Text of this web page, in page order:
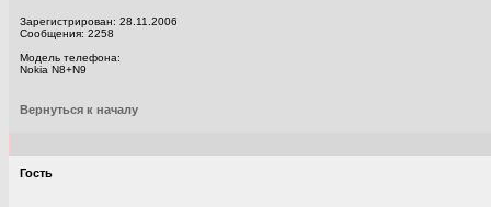
Зарегистрирован: 28.11.2006
Сообщения: 2258
Модель телефона:
Nokia N8+N9
Вернуться к началу
Гость